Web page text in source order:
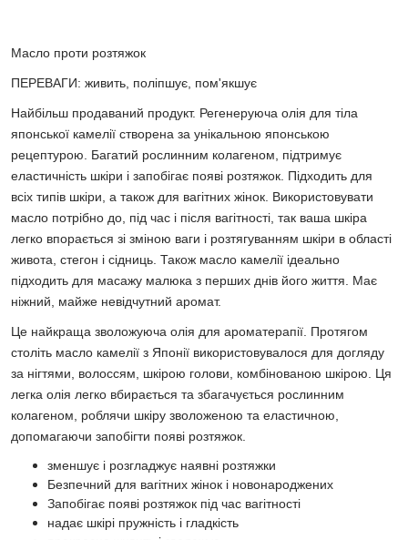
Масло проти розтяжок
ПЕРЕВАГИ: живить, поліпшує, пом'якшує
Найбільш продаваний продукт. Регенеруюча олія для тіла
японської камелії створена за унікальною японською
рецептурою. Багатий рослинним колагеном, підтримує
еластичність шкіри і запобігає появі розтяжок. Підходить для
всіх типів шкіри, а також для вагітних жінок. Використовувати
масло потрібно до, під час і після вагітності, так ваша шкіра
легко впорається зі зміною ваги і розтягуванням шкіри в області
живота, стегон і сідниць. Також масло камелії ідеально
підходить для масажу малюка з перших днів його життя. Має
ніжний, майже невідчутний аромат.
Це найкраща зволожуюча олія для ароматерапії. Протягом
століть масло камелії з Японії використовувалося для догляду
за нігтями, волоссям, шкірою голови, комбінованою шкірою. Ця
легка олія легко вбирається та збагачується рослинним
колагеном, роблячи шкіру зволоженою та еластичною,
допомагаючи запобігти появі розтяжок.
зменшує і розгладжує наявні розтяжки
Безпечний для вагітних жінок і новонароджених
Запобігає появі розтяжок під час вагітності
надає шкірі пружність і гладкість